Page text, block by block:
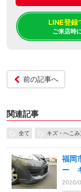
LINE登録
ご来店時
前の記事へ
関連記事
全て キズ・へこみ
福岡
ー
2020/